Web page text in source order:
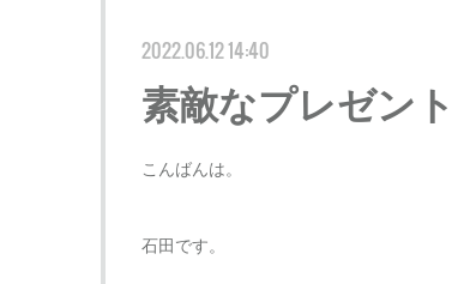
2022.06.12 14:40
素敵なプレゼント
こんばんは。
石田です。